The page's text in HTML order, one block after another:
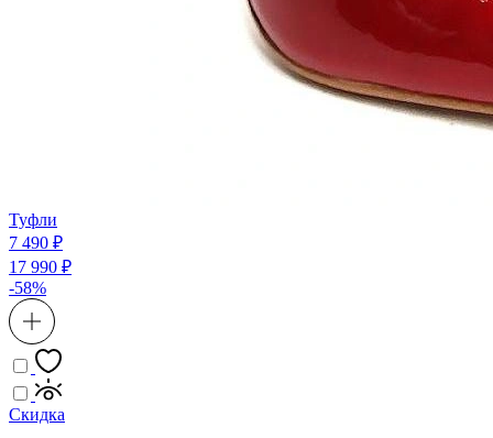
Туфли
7 490 ₽
17 990 ₽
-58%
Скидка